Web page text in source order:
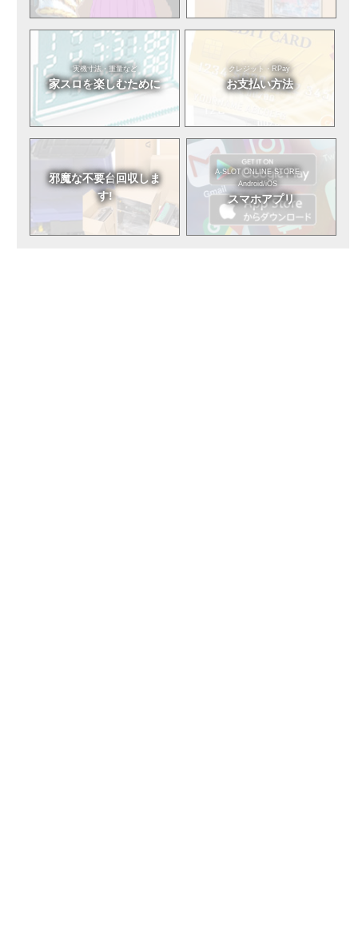
実機寸法・重量など
家スロを楽しむために
クレジット・RPay
お支払い方法
邪魔な不要台回収しま
す!
A-SLOT ONLINE STORE
Android/iOS
スマホアプリ